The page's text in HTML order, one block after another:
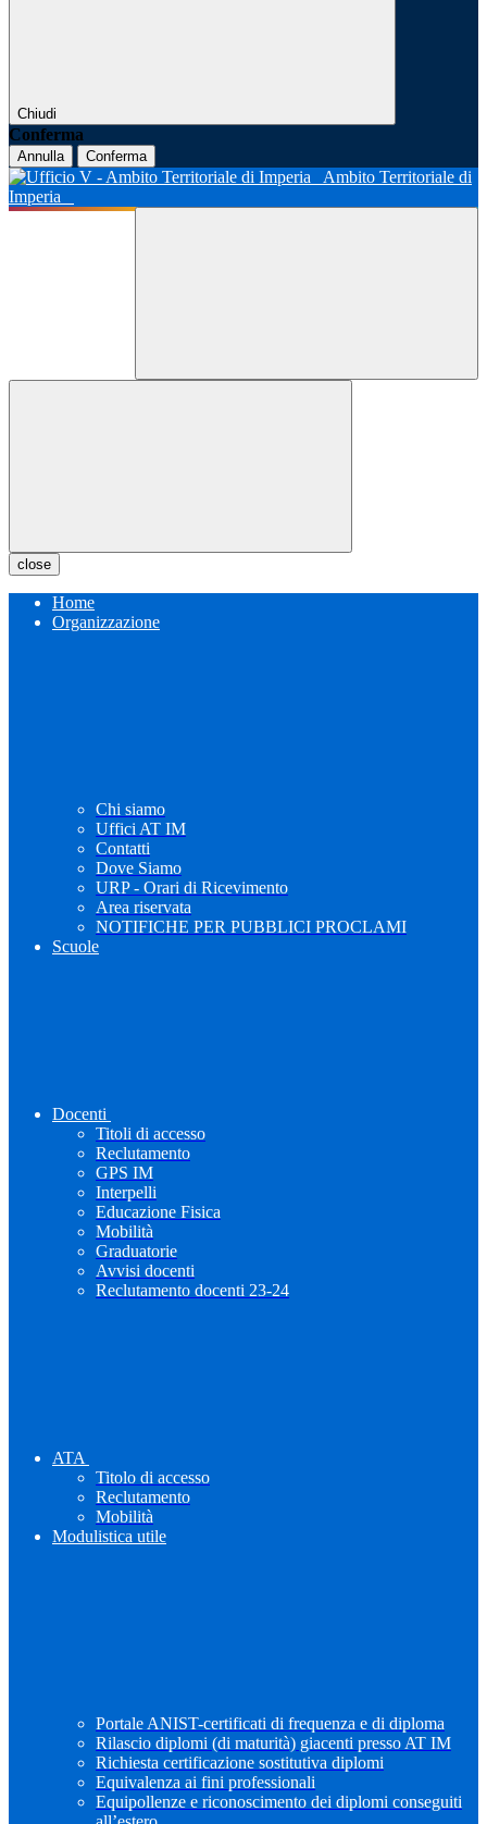
Chiudi
Conferma
Annulla Conferma
Ambito Territoriale di
Imperia
close
Home
Organizzazione
Chi siamo
Uffici AT IM
Contatti
Dove Siamo
URP - Orari di Ricevimento
Area riservata
NOTIFICHE PER PUBBLICI PROCLAMI
Scuole
Docenti
Titoli di accesso
Reclutamento
GPS IM
Interpelli
Educazione Fisica
Mobilità
Graduatorie
Avvisi docenti
Reclutamento docenti 23-24
ATA
Titolo di accesso
Reclutamento
Mobilità
Modulistica utile
Portale ANIST-certificati di frequenza e di diploma
Rilascio diplomi (di maturità) giacenti presso AT IM
Richiesta certificazione sostitutiva diplomi
Equivalenza ai fini professionali
Equipollenze e riconoscimento dei diplomi conseguiti